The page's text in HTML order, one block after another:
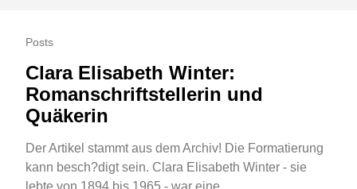
Posts
Clara Elisabeth Winter:
Romanschriftstellerin und
Quäkerin
Der Artikel stammt aus dem Archiv! Die Formatierung
kann besch?digt sein. Clara Elisabeth Winter - sie
lebte von 1894 bis 1965 - war eine